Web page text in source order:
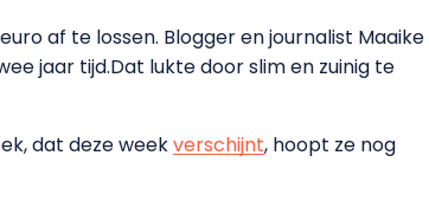
af te lossen. Blogger en journalist Maaike
jaar tijd.Dat lukte door slim en zuinig te
dat deze weekverschijnt, hoopt ze nog